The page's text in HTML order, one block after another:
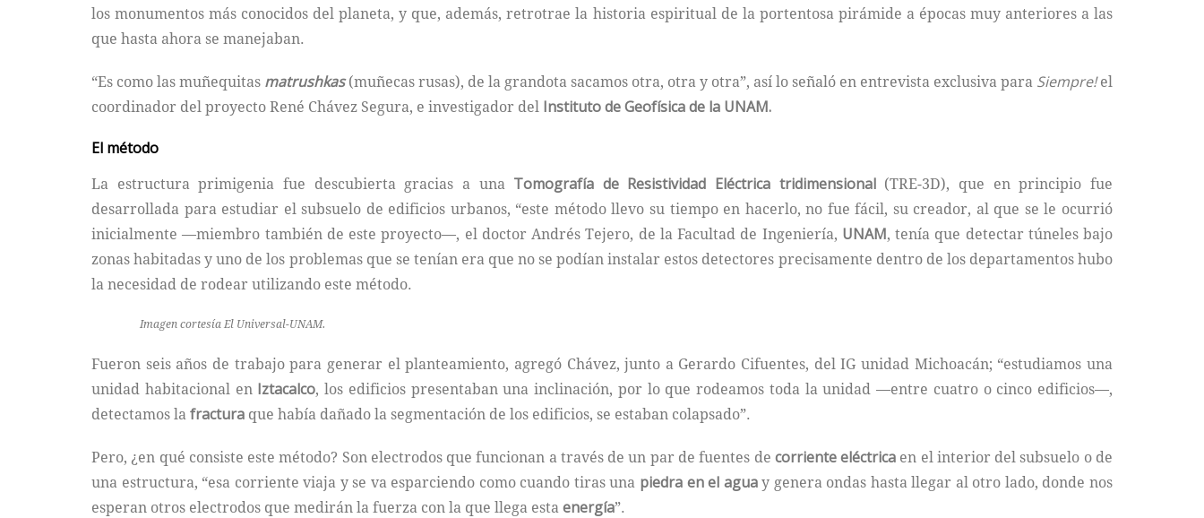
los monumentos más conocidos del planeta, y que, además, retrotrae la historia espiritual de la portentosa pirámide a épocas muy anteriores a las
que hasta ahora se manejaban.
“Es como las muñequitas matrushkas(muñecas rusas), de la grandota sacamos otra, otra y otra”, así lo señaló en entrevista exclusiva para Siempre!el
coordinador del proyecto René Chávez Segura, e investigador del Instituto de Geofísica de la UNAM.
El método
La estructura primigenia fue descubierta gracias a una Tomografía de Resistividad Eléctrica tridimensional(TRE-3D), que en principio fue
desarrollada para estudiar el subsuelo de edificios urbanos, “este método llevo su tiempo en hacerlo, no fue fácil, su creador, al que se le ocurrió
inicialmente —miembro también de este proyecto—, el doctor Andrés Tejero, de la Facultad de Ingeniería, UNAM, tenía que detectar túneles bajo
zonas habitadas y uno de los problemas que se tenían era que no se podían instalar estos detectores precisamente dentro de los departamentos hubo
la necesidad de rodear utilizando este método.
Imagen cortesía El Universal-UNAM.
Fueron seis años de trabajo para generar el planteamiento, agregó Chávez, junto a Gerardo Cifuentes, del IG unidad Michoacán; “estudiamos una
unidad habitacional en Iztacalco, los edificios presentaban una inclinación, por lo que rodeamos toda la unidad —entre cuatro o cinco edificios—,
detectamos lafractura que había dañado la segmentación de los edificios, se estaban colapsado”.
Pero, ¿en qué consiste este método? Son electrodos que funcionan a través de un par de fuentes de corriente eléctrica en el interior del subsuelo o de
una estructura, “esa corriente viaja y se va esparciendo como cuando tiras una piedra en el aguay genera ondas hasta llegar al otro lado, donde nos
esperan otros electrodos que medirán la fuerza con la que llega estaenergía”.